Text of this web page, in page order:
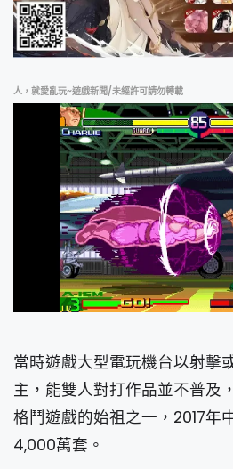
人，就愛亂玩~遊戲新聞/未經許可請勿轉載
當時遊戲大型電玩機台以射擊
主，能雙人對打作品並不普及
格鬥遊戲的始祖之一，2017年
4,000萬套。